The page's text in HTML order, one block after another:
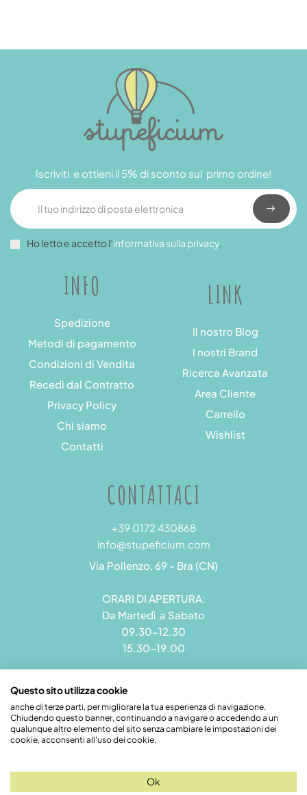
INFO
Spedizione
Metodi di pagamento
Condizioni di Vendita
Recedi dal Contratto
Privacy Policy
Chi siamo
Contatti
LINK
Il nostro Blog
I nostri Brand
Ricerca Avanzata
Area Cliente
Carrello
Wishlist
Iscriviti e ottieni il 5% di sconto sul primo ordine!
Ho letto e accetto l’informativa sulla privacy.
CONTATTACI
+39 0172 430868
info@stupeficium.com
Via Pollenzo, 69 - Bra (CN)
ORARI DI APERTURA:
Da Martedì a Sabato
09.30-12.30
15.30-19.00
Stupeficium di Carena Diego | Rea CN - 265823 | P.I.
09492550018 | Pec: grandamodel@pec.it
Questo sito utilizza cookie
anche di terze parti, per migliorare la tua esperienza di navigazione.
Chiudendo questo banner, continuando a navigare o accedendo a un
qualunque altro elemento del sito senza cambiare le impostazioni dei
cookie, acconsenti all'uso dei cookie.
Ok